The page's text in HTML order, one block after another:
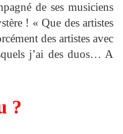
de ses musiciens
! « Que des artistes
des artistes avec
j’ai des duos… A
?